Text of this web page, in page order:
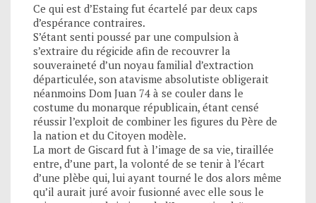
Ce qui est d’Estaing fut écartelé par deux caps
d’espérance contraires.
S’étant senti poussé par une compulsion à
s’extraire du régicide afin de recouvrer la
souveraineté d’un noyau familial d’extraction
départiculée, son atavisme absolutiste obligerait
néanmoins Dom Juan 74 à se couler dans le
costume du monarque républicain, étant censé
réussir l’exploit de combiner les figures du Père de
la nation et du Citoyen modèle.
La mort de Giscard fut à l’image de sa vie, tiraillée
entre, d’une part, la volonté de se tenir à l’écart
d’une plèbe qui, lui ayant tourné le dos alors même
qu’il aurait juré avoir fusionné avec elle sous le